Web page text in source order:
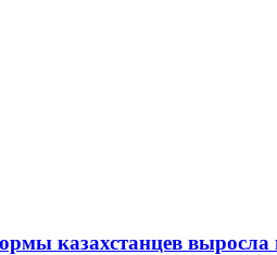
казахстанцев выросла